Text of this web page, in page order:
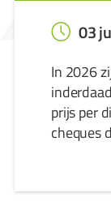
03
In 2026
prijs per
cheques